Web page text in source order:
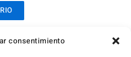
consentimiento